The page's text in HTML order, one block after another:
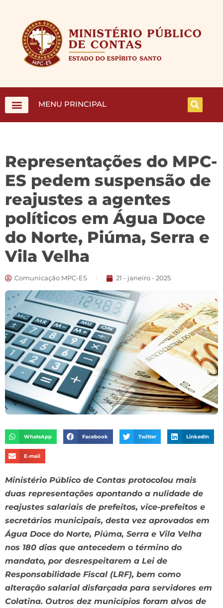
MENU PRINCIPAL
Representações do MPC-
ES pedem suspensão de
reajustes a agentes
políticos em Água Doce
do Norte, Piúma, Serra e
Vila Velha
Comunicação MPC-ES 21 - janeiro - 2025
WhatsApp Facebook Twitter LinkedIn
E-mail
Ministério Público de Contas protocolou mais
duas representações apontando a nulidade de
reajustes salariais de prefeitos, vice-prefeitos e
secretários municipais, desta vez aprovados em
Água Doce do Norte, Piúma, Serra e Vila Velha
nos 180 dias que antecedem o término do
mandato, por desrespeitarem a Lei de
Responsabilidade Fiscal (LRF), bem como
alteração salarial disfarçada para servidores em
Colatina. Outros dez municípios foram alvos de